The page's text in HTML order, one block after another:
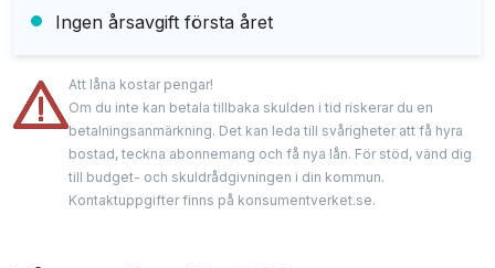
Ingen årsavgift första året
Att låna kostar pengar!
Om du inte kan betala tillbaka skulden i tid riskerar du en
betalningsanmärkning. Det kan leda till svårigheter att få hyra
bostad, teckna abonnemang och få nya lån. För stöd, vänd dig
till budget- och skuldrådgivningen i din kommun.
Kontaktuppgifter finns på konsumentverket.se.